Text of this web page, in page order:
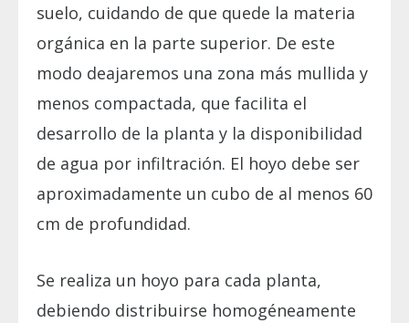
suelo, cuidando de que quede la materia
orgánica en la parte superior. De este
modo deajaremos una zona más mullida y
menos compactada, que facilita el
desarrollo de la planta y la disponibilidad
de agua por infiltración. El hoyo debe ser
aproximadamente un cubo de al menos 60
cm de profundidad.
Se realiza un hoyo para cada planta,
debiendo distribuirse homogéneamente